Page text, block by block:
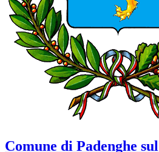
Comune di Padenghe